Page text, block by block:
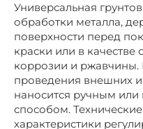
Универсальная
обработки металла,
поверхности перед
краски или в качестве
коррозии и ржавчины.
проведения внешних
наносится ручным
способом.
характеристики